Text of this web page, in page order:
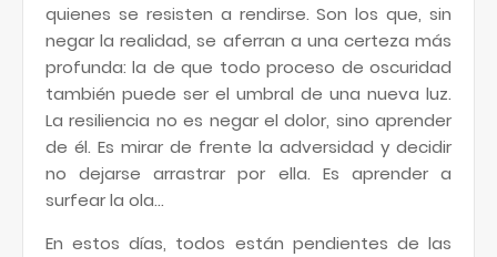
quienes se resisten a rendirse. Son los que, sin
negar la realidad, se aferran a una certeza más
profunda: la de que todo proceso de oscuridad
también puede ser el umbral de una nueva luz.
La resiliencia no es negar el dolor, sino aprender
de él. Es mirar de frente la adversidad y decidir
no dejarse arrastrar por ella. Es aprender a
surfear la ola...
En estos días, todos están pendientes de las